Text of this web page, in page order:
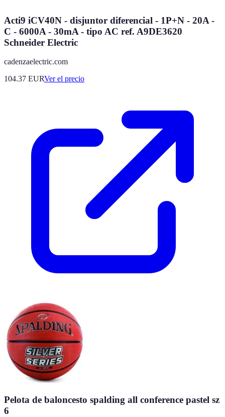
Acti9 iCV40N - disjuntor diferencial - 1P+N - 20A -
C - 6000A - 30mA - tipo AC ref. A9DE3620
Schneider Electric
cadenzaelectric.com
104.37 EURVer el precio
Pelota de baloncesto spalding all conference pastel sz
6